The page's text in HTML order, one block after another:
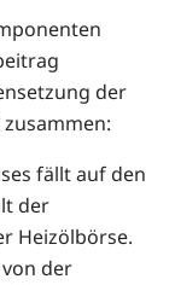
der
fällt auf den
der
Heizölbörse.
der